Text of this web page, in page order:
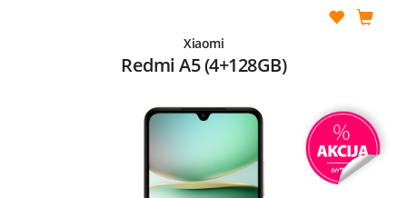
Xiaomi
Redmi A5 (4+128GB)